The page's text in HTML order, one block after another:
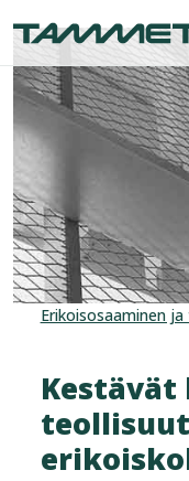
Toimialat
Tuotteet
Referenssit
Yhteystiedot
Erikoisosaaminen